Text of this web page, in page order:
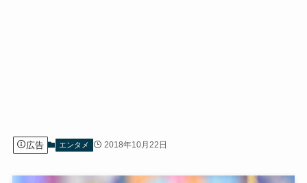
広告 エンタメ 2018年10月22日